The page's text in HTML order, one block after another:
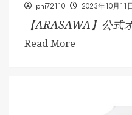
phi72110 2023年10月11
【ARASAWA】公式
Read More